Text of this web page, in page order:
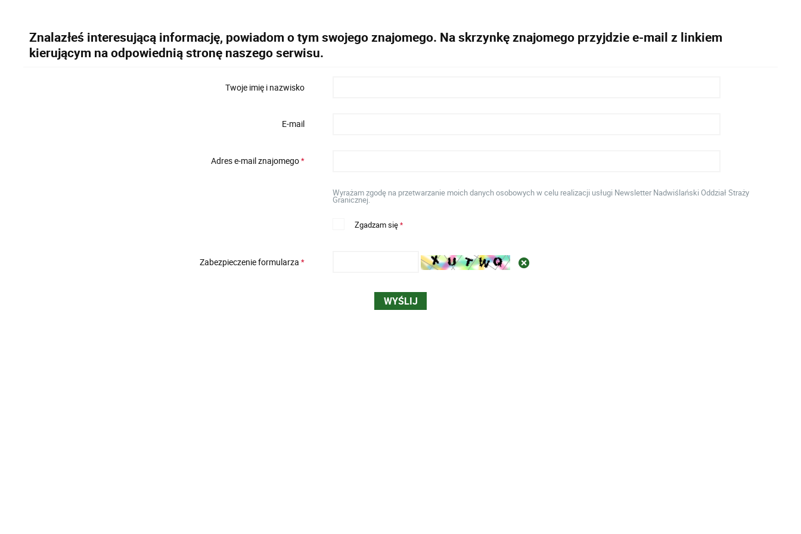
Znalazłeś interesującą informację, powiadom o tym swojego znajomego. Na skrzynkę znajomego przyjdzie e-mail z linkiem
kierującym na odpowiednią stronę naszego serwisu.
Twoje imię i nazwisko
E-mail
Adres e-mail znajomego*
Wyrażam zgodę na przetwarzanie moich danych osobowych w celu realizacji usługi Newsletter Nadwiślański Oddział Straży
Granicznej.
Zgadzam się*
Zabezpieczenie formularza *